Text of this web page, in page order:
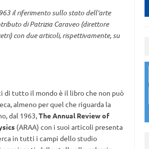
il riferimento sullo stato dell'arte
di Patrizia Caraveo (direttore
con due articoli, rispettivamente, su
di tutto il mondo è il libro che non può
almeno per quel che riguarda la
dal 1963,The Annual Review of
(ARAA) con i suoi articoli presenta
in tutti i campi dello studio